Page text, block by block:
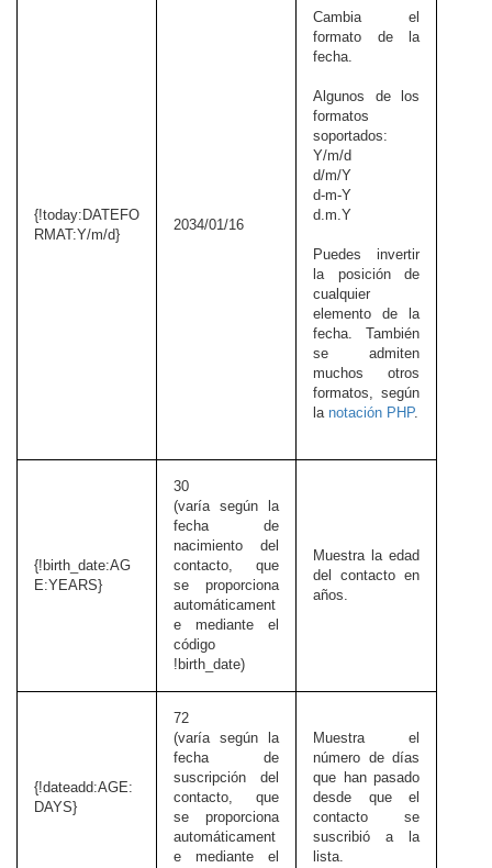
{!today:DATEFO
RMAT:Y/m/d}
2034/01/16
Cambia el
formato de la
fecha.
Algunos de los
formatos
soportados:
Y/m/d
d/m/Y
d-m-Y
d.m.Y
Puedes invertir
la posición de
cualquier
elemento de la
fecha. También
se admiten
muchos otros
formatos, según
la notación PHP.
{!birth_date:AG
E:YEARS}
30
(varía según la
fecha de
nacimiento del
contacto, que
se proporciona
automáticament
e mediante el
código
!birth_date)
Muestra la edad
del contacto en
años.
{!dateadd:AGE:
DAYS}
72
(varía según la
fecha de
suscripción del
contacto, que
se proporciona
automáticament
e mediante el
Muestra el
número de días
que han pasado
desde que el
contacto se
suscribió a la
lista.